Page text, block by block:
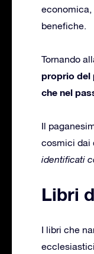
economica,
benefiche.
Tornando
proprio del
che nel
Il
cosmici dai
identificati
Libri
I libri che